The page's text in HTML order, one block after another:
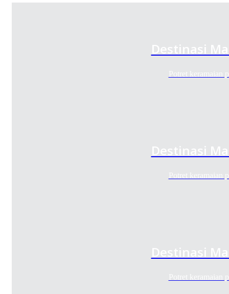
Destinasi
Potret keramaian
Destinasi
Potret keramaian
Destinasi
Potret keramaian